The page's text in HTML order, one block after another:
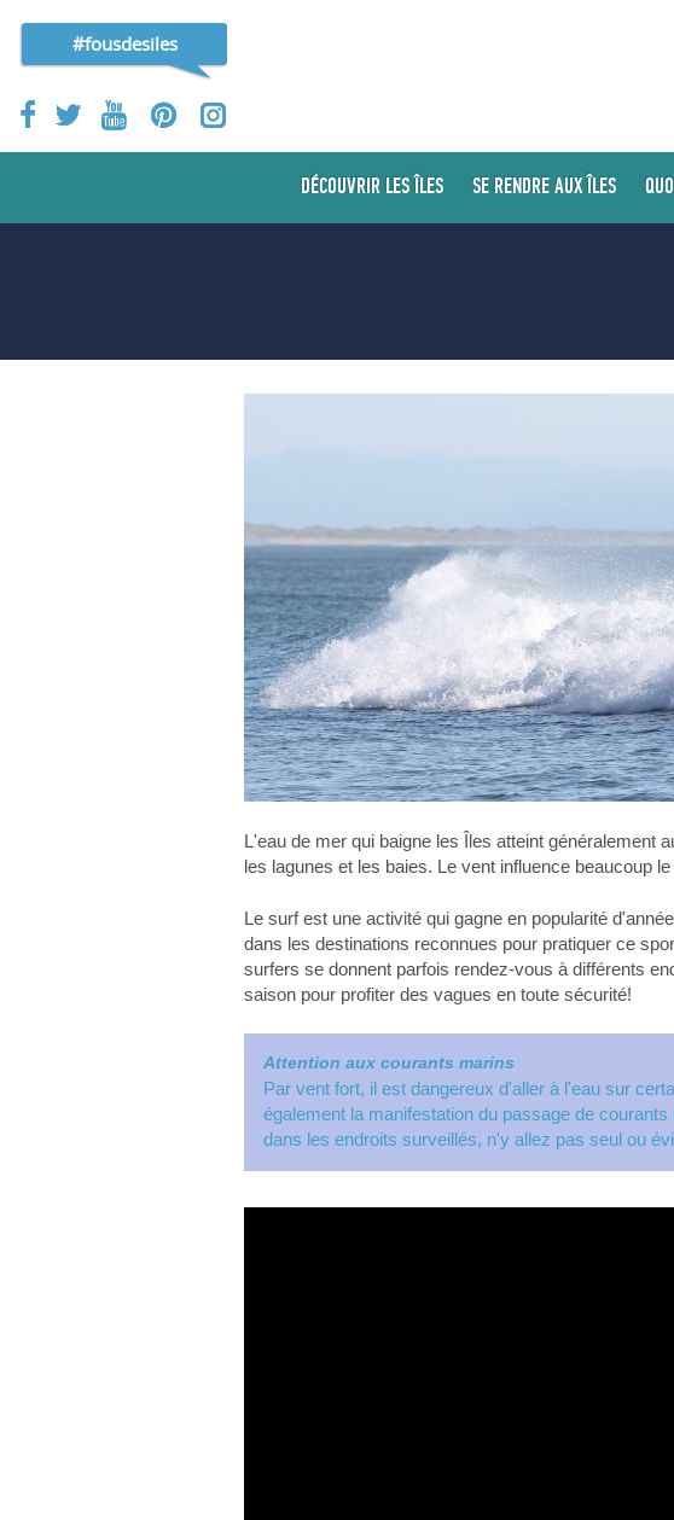
#fousdesiles
DÉCOUVRIR LES ÎLES SE RENDRE AUX ÎLES
L'eau de mer qui baigne les Îles atteint généralement
les lagunes et les baies. Le vent influence beaucoup
Le surf est une activité qui gagne en popularité
dans les destinations reconnues pour pratiquer ce
surfers se donnent parfois rendez-vous à différents
saison pour profiter des vagues en toute sécurité!
Attention aux courants marins
Par vent fort, il est dangereux d'aller à l'eau sur
également la manifestation du passage de
dans les endroits surveillés, n'y allez pas seul ou